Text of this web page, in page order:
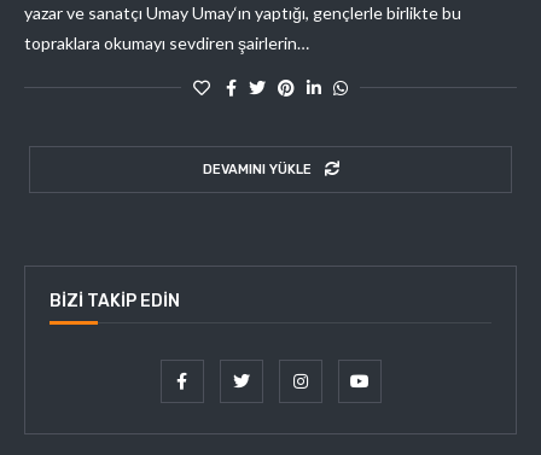
yazar ve sanatçı Umay Umay‘ın yaptığı, gençlerle birlikte bu
topraklara okumayı sevdiren şairlerin…
DEVAMINI YÜKLE
BIZI TAKIP EDIN